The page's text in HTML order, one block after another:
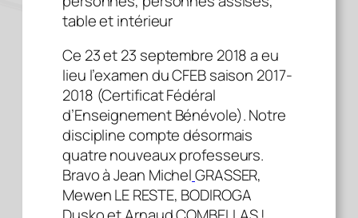
Ce 23 et 23 septembre 2018 a eu
lieu l’examen du CFEB saison 2017-
2018 (Certificat Fédéral
d’Enseignement Bénévole). Notre
discipline compte désormais
quatre nouveaux professeurs.
Bravo à Jean MichelGRASSER,
Mewen LE RESTE, BODIROGA